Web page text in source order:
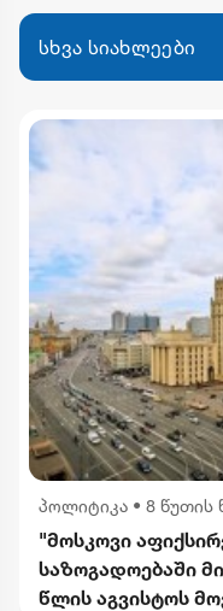
სხვა სიახლეები
პოლიტიკა • 8 წუთის
"მოსკოვი
საზოგადოებაში
წლის აგვისტოს